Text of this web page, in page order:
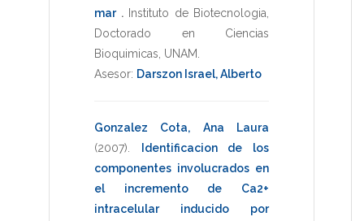
mar . Instituto de Biotecnologia
Doctorado en Ciencias
Bioquimicas UNAM
Asesor: Darszon Israel, Alberto
Gonzalez Cota, Ana Laura
(2007)
Identificacion de los
componentes involucrados en
el incremento de Ca2+
intracelular inducido por